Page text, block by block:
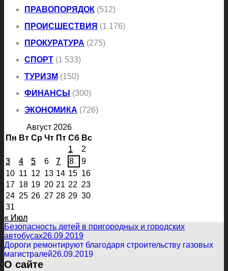
ПРАВОПОРЯДОК (512)
ПРОИСШЕСТВИЯ (1 176)
ПРОКУРАТУРА (275)
СПОРТ (1 533)
ТУРИЗМ (150)
ФИНАНСЫ (300)
ЭКОНОМИКА (726)
Август 2026
Пн Вт Ср Чт Пт Сб Вс
1
2
3
4 5 6 7 8
9
10 11 12 13 14 15 16
17 18 19 20 21 22 23
24 25 26 27 28 29 30
31
« Июл
Безопасность детей в пригородных и городских
автобусах26.09.2019
Дороги ремонтируют благодаря строительству газовых
магистралей26.09.2019
О сайте